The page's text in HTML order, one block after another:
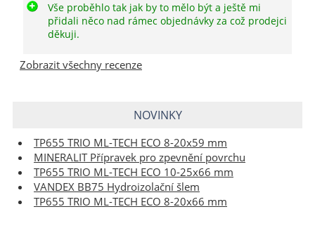
Vše proběhlo tak jak by to mělo být a ještě mi
přidali něco nad rámec objednávky za což prodejci
děkuji.
Zobrazit všechny recenze
NOVINKY
TP655 TRIO ML-TECH ECO 8-20x59 mm
MINERALIT Přípravek pro zpevnění povrchu
TP655 TRIO ML-TECH ECO 10-25x66 mm
VANDEX BB75 Hydroizolační šlem
TP655 TRIO ML-TECH ECO 8-20x66 mm